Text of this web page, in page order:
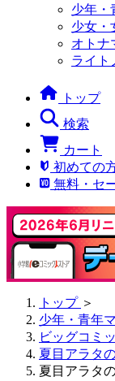
少年・
少女・
オトナ
ライト
トップ
検索
カート
初めての
無料・セ
トップ ＞
少年・青年
ビッグコミ
夏目アラタ
夏目アラタ